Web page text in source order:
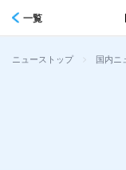
一覧
ニューストップ > 国内ニ